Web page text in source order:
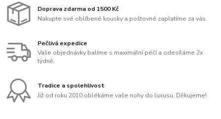
Doprava zdarma od 1500 Kč
Nakupte své oblíbené kousky a poštovné zaplatíme za vás.
Pečlivá expedice
Vaše objednávky balíme s maximální péčí a odesíláme 2x
týdně.
Tradice a spolehlivost
Již od roku 2010 oblékáme vaše nohy do luxusu. Děkujeme!